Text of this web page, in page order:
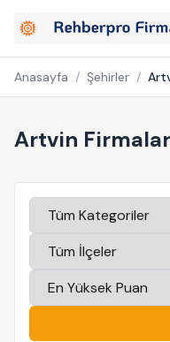
Anasayfa / Şehirler /
Artvin